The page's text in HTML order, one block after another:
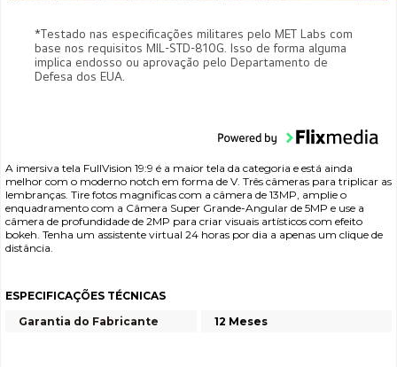
*Testado nas especificações militares pelo MET Labs com
base nos requisitos MIL-STD-810G. Isso de forma alguma
implica endosso ou aprovação pelo Departamento de
Defesa dos EUA.
A imersiva tela FullVision 19:9 é a maior tela da categoria e está ainda
melhor com o moderno notch em forma de V. Três câmeras para triplicar as
lembranças. Tire fotos magnificas com a câmera de 13MP, amplie o
enquadramento com a Câmera Super Grande-Angular de 5MP e use a
câmera de profundidade de 2MP para criar visuais artísticos com efeito
bokeh. Tenha um assistente virtual 24 horas por dia a apenas um clique de
distância.
ESPECIFICAÇÕES TÉCNICAS
Garantia do Fabricante
12 Meses